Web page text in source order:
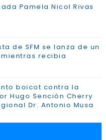
Pamela Nicol Rivas
de SFM se lanza de un
recibia
boicot contra la
Hugo Sención Cherry
Dr. Antonio Musa